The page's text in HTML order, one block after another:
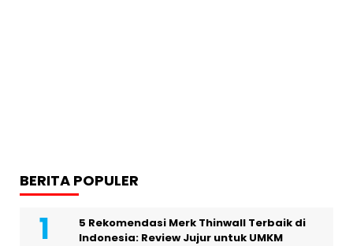
BERITA POPULER
5 Rekomendasi Merk Thinwall Terbaik di
Indonesia: Review Jujur untuk UMKM